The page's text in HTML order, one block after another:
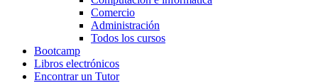
Comercio
Administración
Todos los cursos
Bootcamp
Libros electrónicos
Encontrar un Tutor